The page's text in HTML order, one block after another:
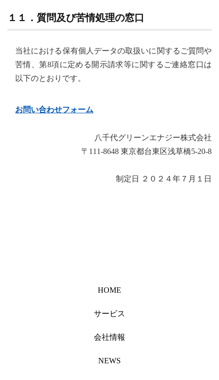
１１．質問及び苦情処理の窓口
当社における保有個人データの取扱いに関するご質問や
苦情、第8項に定める開示請求等に関するご連絡窓口は
以下のとおりです。
お問い合わせフォーム
八千代グリーンエナジー株式会社
〒111-8648 東京都台東区浅草橋5-20-8
制定日 ２０２４年７月１日
HOME
サービス
会社情報
NEWS